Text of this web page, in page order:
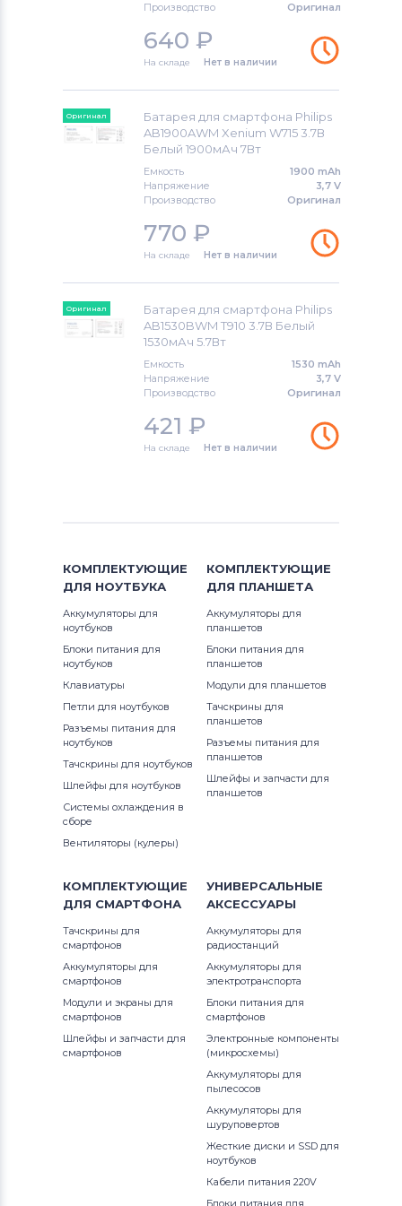
Аккумуляторы для смартфонов
Аккумуляторы для смартфонов
Аккумуляторы для смартфонов
Sony Ericsson
Аккумуляторы для смартфонов
Аккумуляторы для смартфонов
Аккумуляторы для смартфонов
Explay
Аккумуляторы для смартфонов
Аккумуляторы для смартфонов BQ
Аккумуляторы для смартфонов
Huawei
Аккумуляторы для смартфоновAcer
Аккумуляторы для смартфонов
Аккумуляторы для смартфонов
Аккумуляторы для смартфонов
Аккумуляторы для смартфонов
Производство Оригинал
640 ₽
На складе Нет в наличии
Оригинал
Батарея для смартфона Philips
AB1900AWM Xenium W715 3.7В
Белый 1900мАч 7Вт
Емкость
1900 mAh
Напряжение
3,7 V
Производство
Оригинал
770 ₽
На складе Нет в наличии
Оригинал
Батарея для смартфона Philips
AB1530BWM T910 3.7В Белый
1530мАч 5.7Вт
Емкость
1530 mAh
Напряжение
3,7 V
Производство
Оригинал
421 ₽
На складе Нет в наличии
КОМПЛЕКТУЮЩИЕ
ДЛЯ НОУТБУКА
Аккумуляторы для
ноутбуков
Блоки питания для
ноутбуков
Клавиатуры
Петли для ноутбуков
Разъемы питания для
ноутбуков
Тачскрины для ноутбуков
Шлейфы для ноутбуков
Системы охлаждения в
сборе
Вентиляторы (кулеры)
КОМПЛЕКТУЮЩИЕ
ДЛЯ ПЛАНШЕТА
Аккумуляторы для
планшетов
Блоки питания для
планшетов
Модули для планшетов
Тачскрины для
планшетов
Разъемы питания для
планшетов
Шлейфы и запчасти для
планшетов
КОМПЛЕКТУЮЩИЕ
ДЛЯ СМАРТФОНА
Тачскрины для
смартфонов
Аккумуляторы для
смартфонов
Модули и экраны для
смартфонов
Шлейфы и запчасти для
смартфонов
УНИВЕРСАЛЬНЫЕ
АКСЕССУАРЫ
Аккумуляторы для
радиостанций
Аккумуляторы для
электротранспорта
Блоки питания для
смартфонов
Электронные компоненты
(микросхемы)
Аккумуляторы для
пылесосов
Аккумуляторы для
шуруповертов
Жесткие диски и SSD для
ноутбуков
Кабели питания 220V
Блоки питания для